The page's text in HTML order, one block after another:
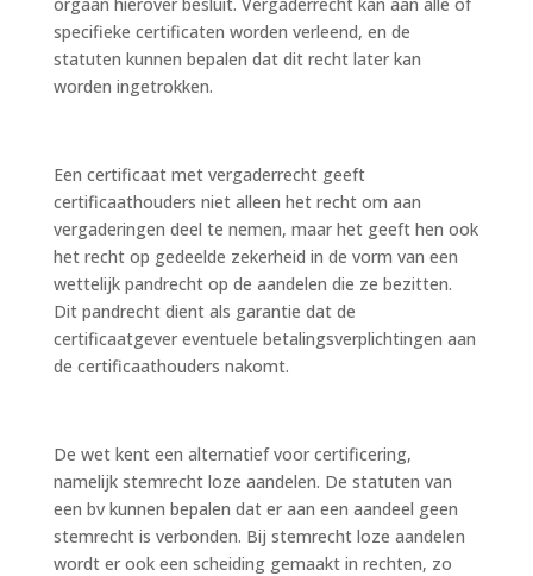
specifieke certificaten worden verleend, en de
statuten kunnen bepalen dat dit recht later kan
worden ingetrokken.
Een certificaat met vergaderrecht geeft
certificaathouders niet alleen het recht om aan
vergaderingen deel te nemen, maar het geeft hen ook
het recht op gedeelde zekerheid in de vorm van een
wettelijk pandrecht op de aandelen die ze bezitten.
Dit pandrecht dient als garantie dat de
certificaatgever eventuele betalingsverplichtingen aan
de certificaathouders nakomt.
De wet kent een alternatief voor certificering,
namelijk stemrecht loze aandelen. De statuten van
een bv kunnen bepalen dat er aan een aandeel geen
stemrecht is verbonden. Bij stemrecht loze aandelen
wordt er ook een scheiding gemaakt in rechten, zo